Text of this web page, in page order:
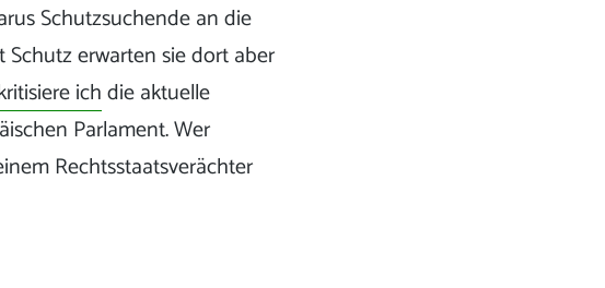
Schutzsuchende an die
erwarten sie dort aber
ichdie aktuelle
Parlament. Wer
Rechtsstaatsverächter